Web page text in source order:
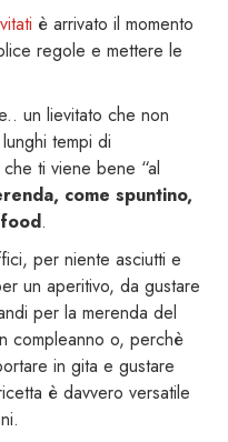
è arrivato il momento
regole e mettere le
un lievitato che non
tempi di
ti viene bene “al
come spuntino,
.
per niente asciutti e
un aperitivo, da gustare
per la merenda del
compleanno o, perchè
in gita e gustare
è davvero versatile